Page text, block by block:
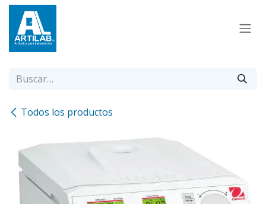
Ir al contenido
Todos los productos